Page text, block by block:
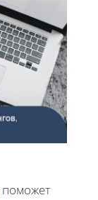
поможет